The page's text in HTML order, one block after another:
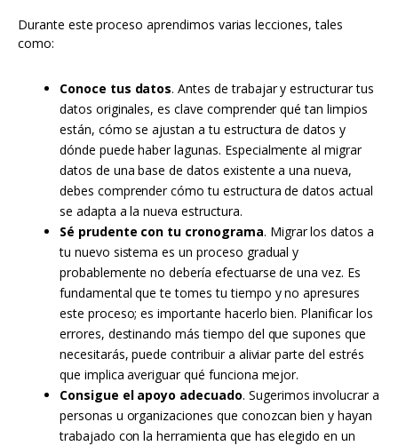
Durante este proceso aprendimos varias lecciones, tales
como:
Conoce tus datos. Antes de trabajar y estructurar tus
datos originales, es clave comprender qué tan limpios
están, cómo se ajustan a tu estructura de datos y
dónde puede haber lagunas. Especialmente al migrar
datos de una base de datos existente a una nueva,
debes comprender cómo tu estructura de datos actual
se adapta a la nueva estructura.
Sé prudente con tu cronograma. Migrar los datos a
tu nuevo sistema es un proceso gradual y
probablemente no debería efectuarse de una vez. Es
fundamental que te tomes tu tiempo y no apresures
este proceso; es importante hacerlo bien. Planificar los
errores, destinando más tiempo del que supones que
necesitarás, puede contribuir a aliviar parte del estrés
que implica averiguar qué funciona mejor.
Consigue el apoyo adecuado. Sugerimos involucrar a
personas u organizaciones que conozcan bien y hayan
trabajado con la herramienta que has elegido en un